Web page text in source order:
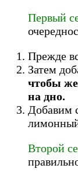
Первый
Прежде
Затем
чтобы
на дно.
Добавим
Второй